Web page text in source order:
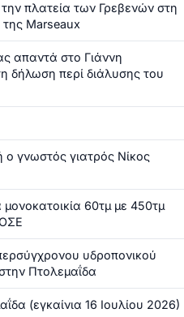
πλατεία των Γρεβενών στη
Marseaux
απαντά στο Γιάννη
δήλωση περί διάλυσης του
γνωστός γιατρός Νίκος
60τμ με 450τμ
υδροπονικού
Πτολεμαΐδα
(εγκαίνια 16 Ιουλίου 2026)